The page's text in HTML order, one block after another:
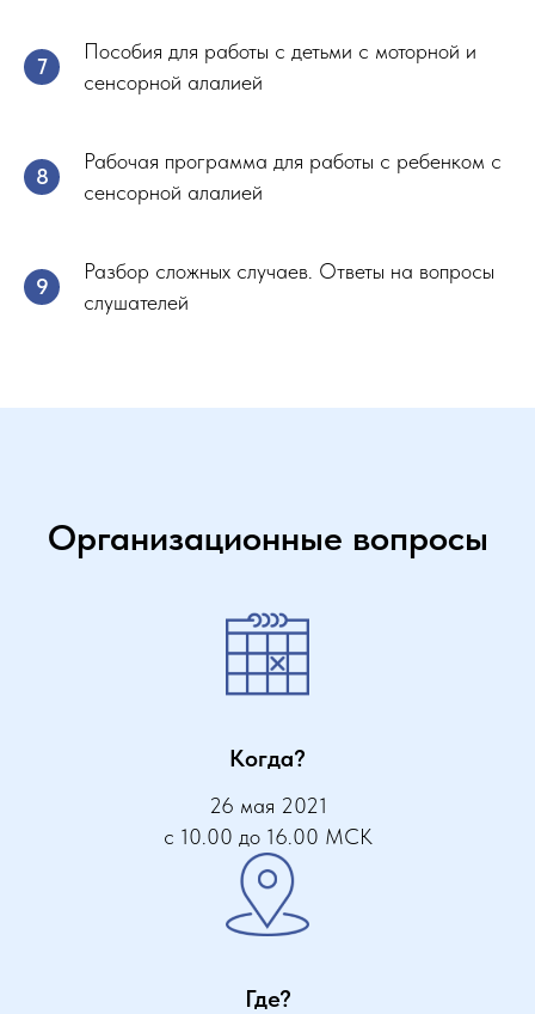
Пособия для работы с детьми с моторной и
сенсорной алалией
Рабочая программа для работы с ребенком с
сенсорной алалией
Разбор сложных случаев. Ответы на вопросы
слушателей
Организационные вопросы
Когда?
26 мая 2021
с 10.00 до 16.00 МСК
Где?